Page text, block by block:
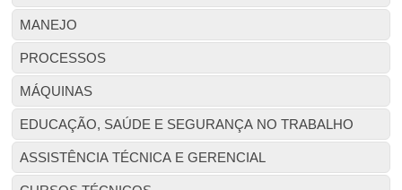
MANEJO
PROCESSOS
MÁQUINAS
EDUCAÇÃO, SAÚDE E SEGURANÇA NO TRABALHO
ASSISTÊNCIA TÉCNICA E GERENCIAL